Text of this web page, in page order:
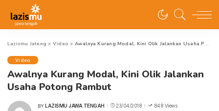
Lazismu Jateng > Video > Awalnya Kurang Modal, Kini Olik Jalankan Usaha Potong Rambut
Video
Awalnya Kurang Modal, Kini Olik Jalankan
Usaha Potong Rambut
POSTED
BY LAZISMU JAWA TENGAH 23/04/2018 848 Views